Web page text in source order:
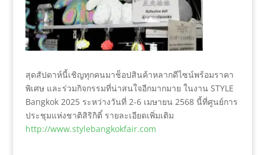
สุดสัปดาห์นี้เชิญทุกคนมาช็อปสินค้าหลากดีไซน์พร้อมราคา
พิเศษ และร่วมกิจกรรมที่น่าสนใจอีกมากมาย ในงาน STYLE
Bangkok 2025 ระหว่างวันที่ 2-6 เมษายน 2568 นี้ที่ศูนย์การ
ประชุมแห่งชาติสิริกิติ์ รายละเอียดเพิ่มเติม
http://www.stylebangkokfair.com